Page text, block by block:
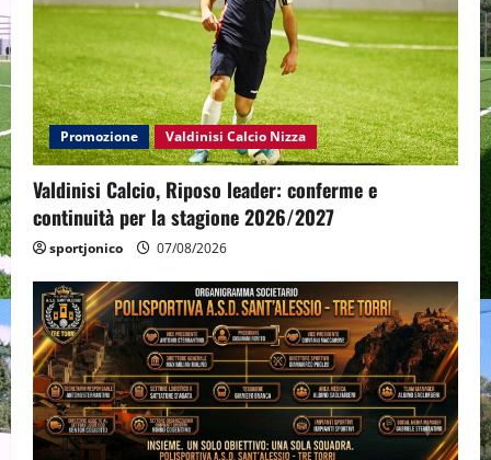
Promozione Valdinisi Calcio Nizza
Valdinisi Calcio, Riposo leader: conferme e
continuità per la stagione 2026/2027
sportjonico 07/08/2026